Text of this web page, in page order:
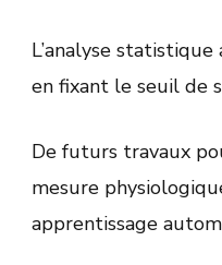
L’analyse
en fixant le seuil de
De futurs travaux
mesure
apprentissage